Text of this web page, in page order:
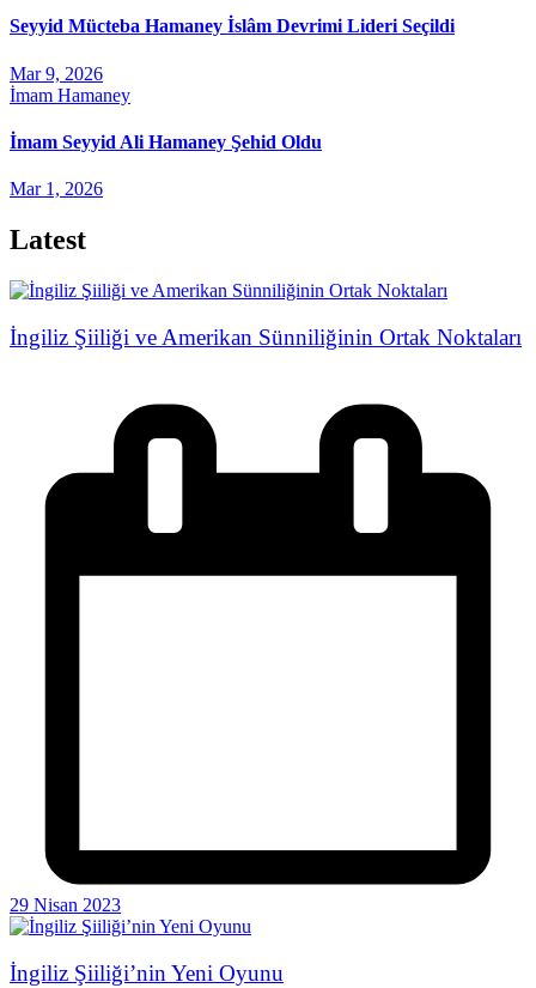
Seyyid Mücteba Hamaney İslâm Devrimi Lideri Seçildi
Mar 9, 2026
İmam Hamaney
İmam Seyyid Ali Hamaney Şehid Oldu
Mar 1, 2026
Latest
İngiliz Şiiliği ve Amerikan Sünniliğinin Ortak Noktaları
29 Nisan 2023
İngiliz Şiiliği’nin Yeni Oyunu